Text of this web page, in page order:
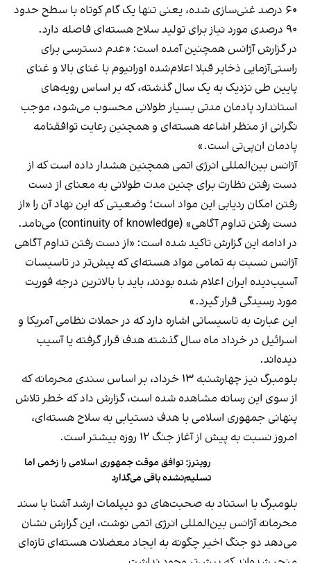
۶۰ درصد غنی‌سازی شده، یعنی تنها یک گام کوتاه با سطح حدود
۹۰ درصدی مورد نیاز برای تولید سلاح هسته‌ای فاصله دارد.
در گزارش آژانس همچنین آمده است: «عدم دسترسی برای
راستی‌آزمایی ذخایر قبلا اعلام‌شده اورانیوم با غنای بالا و غنای
پایین طی نزدیک به یک سال گذشته، که بر اساس رویه‌های
استاندارد پادمان مدتی بسیار طولانی‌ محسوب می‌شود، موجب
نگرانی از منظر اشاعه هسته‌ای و همچنین رعایت توافقنامه
پادمان ان‌پی‌تی است.»
آژانس بین‌المللی انرژی اتمی همچنین هشدار داده است که از
دست رفتن نظارت برای چنین مدت طولانی به معنای از دست
رفتن امکان ردیابی این مواد است؛ وضعیتی که این نهاد آن را «از
دست رفتن تداوم آگاهی» (continuity of knowledge) می‌نامد.
در ادامه این گزارش تاکید شده است: «از دست رفتن تداوم آگاهی
آژانس نسبت به تمامی مواد هسته‌ای که پیش‌تر در تاسیسات
آسیب‌دیده ایران اعلام شده بودند، باید با بالاترین درجه فوریت
مورد رسیدگی قرار گیرد.»
این عبارت به تاسیساتی اشاره دارد که در حملات نظامی آمریکا و
اسرائیل در خرداد ماه سال گذشته هدف قرار گرفته یا آسیب
دیده‌اند.
بلومبرگ نیز چهارشنبه ۱۳ خرداد، بر اساس سندی محرمانه که
از سوی این رسانه مشاهده شده است، گزارش داد که خطر تلاش
پنهانی جمهوری اسلامی با هدف دستیابی به سلاح هسته‌ای،
امروز نسبت به پیش از آغاز جنگ ۱۲ روزه بیشتر است.
رویترز: توافق موقت جمهوری اسلامی را زخمی اما
تسلیم‌نشده باقی می‌گذارد
بلومبرگ با استناد به صحبت‌های دو دیپلمات ارشد آشنا با سند
محرمانه آژانس بین‌المللی انرژی اتمی نوشت، این گزارش نشان
می‌دهد دو جنگ اخیر چگونه به ایجاد معضلات هسته‌ای تازه‌ای